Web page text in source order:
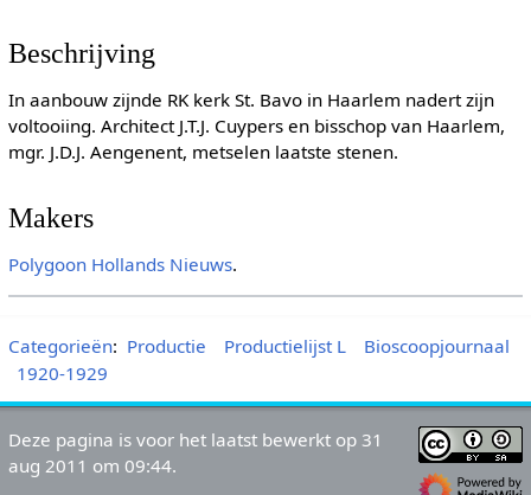
Beschrijving
In aanbouw zijnde RK kerk St. Bavo in Haarlem nadert zijn
voltooiing. Architect J.T.J. Cuypers en bisschop van Haarlem,
mgr. J.D.J. Aengenent, metselen laatste stenen.
Makers
Polygoon Hollands Nieuws.
Categorieën: Productie Productielijst L
Bioscoopjournaal
1920-1929
Deze pagina is voor het laatst bewerkt op 31
aug 2011 om 09:44.